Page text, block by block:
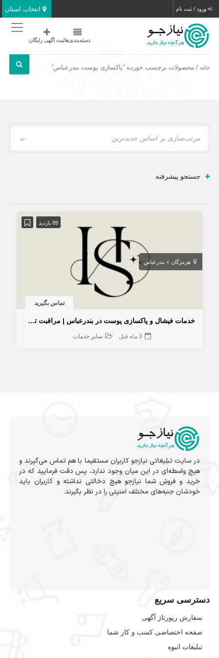
انتخاب استان ورود / ثبت نام
دسته‌بندی‌هاثبت اگهی رایگان
خانه / محصولات برچسب خورده “پاکسازی پوست بندرعباس”
مرتب‌سازی بر اساس جدیدترین
جستجو پیشرفته
89 بازدید
هرمزگان بندرعباس
تماس بگیرید
خدمات فیشال و پاکسازی پوست در بندرعباس | مراقبت تخصصی پوست
3 ماه قبل سایر خدمات
در سایت تبلیغاتی نیازجو کاربران مستقیما با هم تماس می‌گیرند و
هیچ واسطه‌ای در این میان وجود ندارد، پس دقت فرمایید که در
خرید و فروشِ شما نیازجو هیچ دخالتی نداشته و کاربران باید
خودشان جنبه‌های مختلف امنیتی را در نظر بگیرند.
دسترسی سریع
سفارش رپورتاژ آگهی
صفحه اختصاصی کسب و کار شما
تبلیغات انبوه